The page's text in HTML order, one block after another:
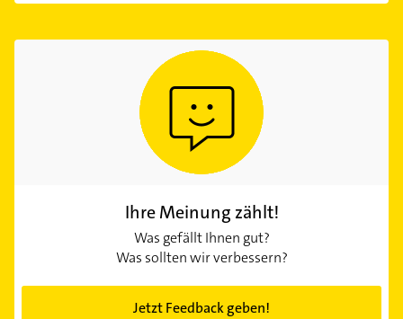
Ihre Meinung zählt!
Was gefällt Ihnen gut?
Was sollten wir verbessern?
Jetzt Feedback geben!